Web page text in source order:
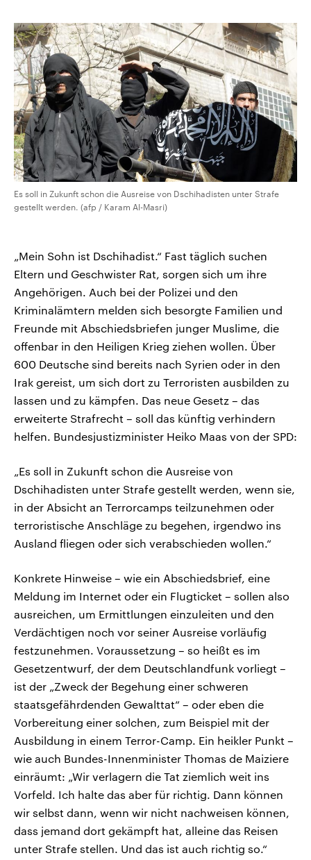
Es soll in Zukunft schon die Ausreise von Dschihadisten unter Strafe
gestellt werden. (afp / Karam Al-Masri)
„Mein Sohn ist Dschihadist.“ Fast täglich suchen
Eltern und Geschwister Rat, sorgen sich um ihre
Angehörigen. Auch bei der Polizei und den
Kriminalämtern melden sich besorgte Familien und
Freunde mit Abschiedsbriefen junger Muslime, die
offenbar in den Heiligen Krieg ziehen wollen. Über
600 Deutsche sind bereits nach Syrien oder in den
Irak gereist, um sich dort zu Terroristen ausbilden zu
lassen und zu kämpfen. Das neue Gesetz – das
erweiterte Strafrecht – soll das künftig verhindern
helfen. Bundesjustizminister Heiko Maas von der SPD:
„Es soll in Zukunft schon die Ausreise von
Dschihadisten unter Strafe gestellt werden, wenn sie,
in der Absicht an Terrorcamps teilzunehmen oder
terroristische Anschläge zu begehen, irgendwo ins
Ausland fliegen oder sich verabschieden wollen.“
Konkrete Hinweise – wie ein Abschiedsbrief, eine
Meldung im Internet oder ein Flugticket – sollen also
ausreichen, um Ermittlungen einzuleiten und den
Verdächtigen noch vor seiner Ausreise vorläufig
festzunehmen. Voraussetzung – so heißt es im
Gesetzentwurf, der dem Deutschlandfunk vorliegt –
ist der „Zweck der Begehung einer schweren
staatsgefährdenden Gewalttat“ – oder eben die
Vorbereitung einer solchen, zum Beispiel mit der
Ausbildung in einem Terror-Camp. Ein heikler Punkt –
wie auch Bundes-Innenminister Thomas de Maiziere
einräumt: „Wir verlagern die Tat ziemlich weit ins
Vorfeld. Ich halte das aber für richtig. Dann können
wir selbst dann, wenn wir nicht nachweisen können,
dass jemand dort gekämpft hat, alleine das Reisen
unter Strafe stellen. Und das ist auch richtig so.“